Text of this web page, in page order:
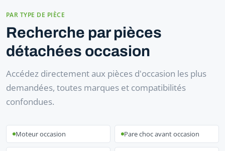
PAR TYPE DE PIÈCE
Recherche par pièces
détachées occasion
Accédez directement aux pièces d'occasion les plus
demandées, toutes marques et compatibilités
confondues.
Moteur occasion Pare choc avant occasion